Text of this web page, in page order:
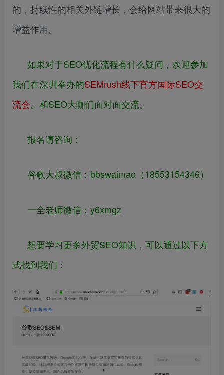
的，持续性的相关外链增长，会给网站带来很大的
增益作用。
如果对于SEO优化流程有什么疑问，欢迎参加
我们在深圳举办的SEMrush线下官方国际SEO交
流会。和SEO大咖们面对面交流。
报名请咨询：
谷歌大叔微信：bbswaimao（18553154346）
一全老师微信：y6xmgz
想要学习更多外贸SEO知识，可以通过以下方
式找到我们：